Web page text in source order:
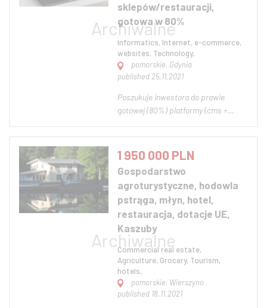
sklepów/restauracji,
gotowa w 80%
Informatics, Internet, e-commerce,
websites, Technology,
pomorskie, Gdynia
published 25.11.2021
Poszukuje inwestora do prawie
gotowej (80%) platformy (cms +
Platforma nadaję się idealnie do
miejsc pracy w których obowiązują
zapisy na zmiany godzinowe.
Menadżer tworzy grafik...
1 950 000 PLN
Gospodarstwo
agroturystyczne, hodowla
pstrąga, młyn, hotel,
restauracja, dotacje UE,
Kaszuby
Commercial real estate,
Agriculture, Grocery, Tourism,
hotels,
pomorskie, Wierszyno
published 18.11.2021